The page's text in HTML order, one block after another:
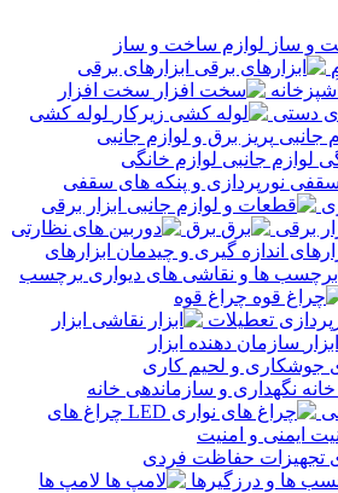
لوازم ساخت و ساز
ابزارهای برقی
سخت افزار
دستی
لوله کشی
پریز برق و لوازم جانبی
لوازم جانبی لوازم خانگی
نورپردازی و پنکه های سقفی
برقی
برق
ابزارهای
برچسب
چراغ قوه
تعطیلات
ابزار
سازمان دهنده ابزار
جوشکاری و لحیم کاری
نگهداری و سازماندهی خانه
چراغ های
ایمنی و امنیت
تجهیزات حفاظت فردی
ها و درزگیرها
لامپ ها